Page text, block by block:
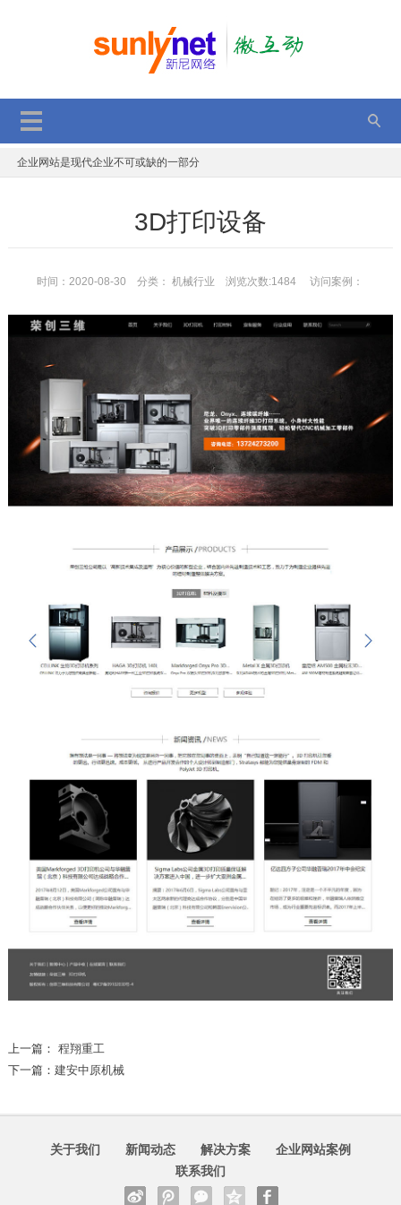
2017双11，双12，持续优惠中，错过再等一年
一个年轻程序员的故事
企业网站是现代企业不可或缺的一部分
JS判断单、多张图片加载完成后执行代码
电子商务平台的安全策略
2017动态二维码的表现方法 分享与解读
2017双11，双12，持续优惠中，错过再等一年
GPT应用于网站项目优化
3D打印设备
时间：2020-08-30 分类：机械行业 浏览次数:1484 访问案例：
上一篇： 程翔重工
下一篇： 建安中原机械
关于我们 新闻动态 解决方案
企业网站案例
联系我们